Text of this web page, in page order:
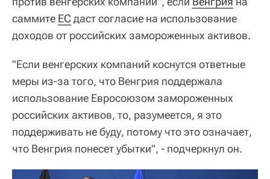
саммите ЕС даст согласие на использование
доходов от российских замороженных активов.
"Если венгерских компаний коснутся ответные
меры из-за того, что Венгрия поддержала
использование Евросоюзом замороженных
российских активов, то, разумеется, я это
поддерживать не буду, потому что это означает,
что Венгрия понесет убытки", - подчеркнул он.